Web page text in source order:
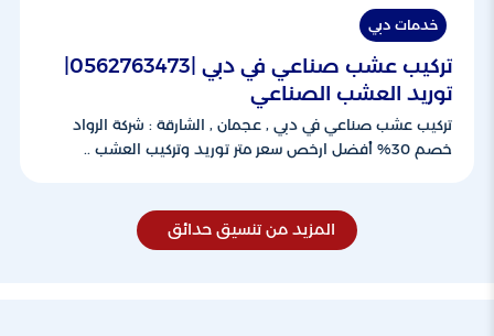
خدمات دبي
توريد العشب الصناعي
تركيب عشب صناعي في دبي , عجمان , الشارقة : شركة الرواد
خصم 30% أفضل ارخص سعر متر توريد وتركيب العشب ..
المزيد من تنسيق حدائق